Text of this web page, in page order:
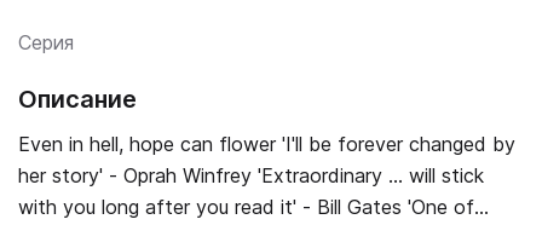
Серия
Описание
Even in hell, hope can flower 'I'll be forever changed by
her story' - Oprah Winfrey 'Extraordinary ... will stick
with you long after you read it' - Bill Gates 'One of